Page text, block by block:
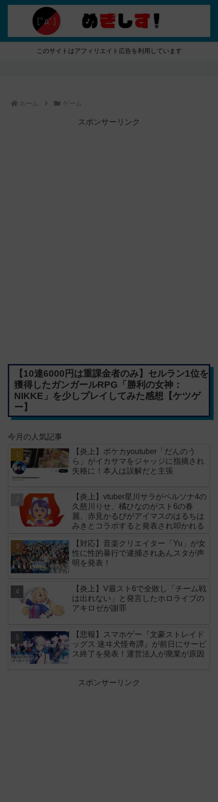
このサイトはアフィリエイト広告を利用しています
ホーム ゲーム
スポンサーリンク
【10連6000円は重課金者のみ】セルラン1位を
獲得したガンガールRPG「勝利の女神：
NIKKE」を少しプレイしてみた感想【ケツゲ
ー】
今月の人気記事
【炎上】ポケカyoutuber「だんのう
ら」がイカサマをジャッジに指摘され
失格に！本人は誤解だと主張
【炎上】vtuber星川サラがペルソナ4の
久慈川りせ、橘ひなのがスト6の春
麗、赤見かるびがアイマスのはるちは
みきとコラボすると発表され叩かれる
【対応】音楽クリエイター「Yu」が女
性に性的暴行で逮捕されあんスタが声
明を発表！
【炎上】V最スト6で全敗し「チーム戦
は出れない」と発言したホロライブの
アキロゼが謝罪
【悲報】スマホゲー『文豪ストレイド
ッグス 迷ヰ犬怪奇譚』が前日にサービ
ス終了を発表！運営法人が廃業が原因
スポンサーリンク